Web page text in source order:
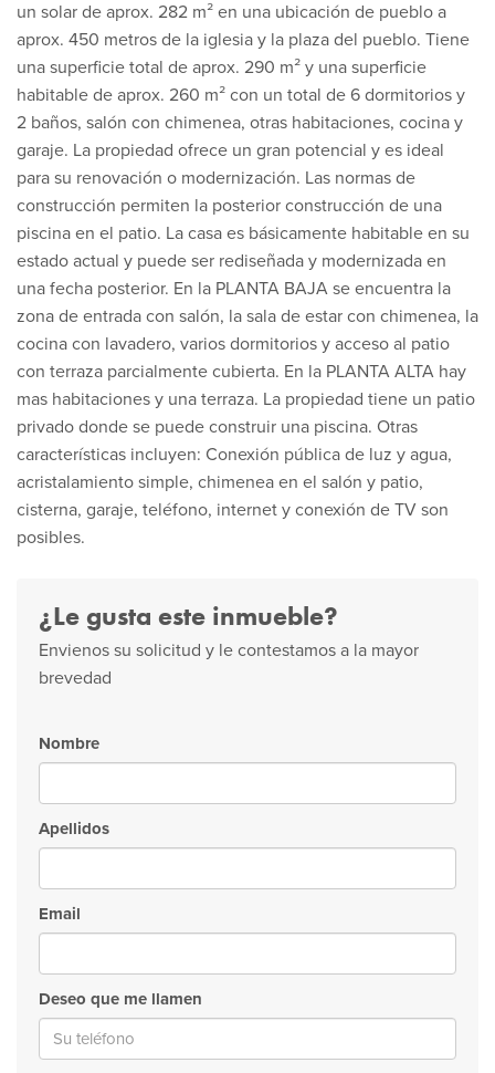
un solar de aprox. 282 m² en una ubicación de pueblo a
aprox. 450 metros de la iglesia y la plaza del pueblo. Tiene
una superficie total de aprox. 290 m² y una superficie
habitable de aprox. 260 m² con un total de 6 dormitorios y
2 baños, salón con chimenea, otras habitaciones, cocina y
garaje. La propiedad ofrece un gran potencial y es ideal
para su renovación o modernización. Las normas de
construcción permiten la posterior construcción de una
piscina en el patio. La casa es básicamente habitable en su
estado actual y puede ser rediseñada y modernizada en
una fecha posterior. En la PLANTA BAJA se encuentra la
zona de entrada con salón, la sala de estar con chimenea, la
cocina con lavadero, varios dormitorios y acceso al patio
con terraza parcialmente cubierta. En la PLANTA ALTA hay
mas habitaciones y una terraza. La propiedad tiene un patio
privado donde se puede construir una piscina. Otras
características incluyen: Conexión pública de luz y agua,
acristalamiento simple, chimenea en el salón y patio,
cisterna, garaje, teléfono, internet y conexión de TV son
posibles.
¿Le gusta este inmueble?
Envienos su solicitud y le contestamos a la mayor
brevedad
Nombre
Apellidos
Email
Deseo que me llamen